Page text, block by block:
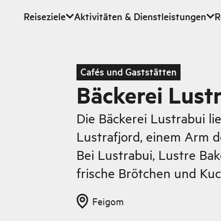
Zum Hauptinhalt
Reiseziele Aktivitäten & Dienstleistungen
Cafés und Gaststätten
Bäckerei
Die Bäckerei Lustrabui
Lustrafjord, einem Arm
Bei Lustrabui, Lustre
frische Brötchen und
Feigom